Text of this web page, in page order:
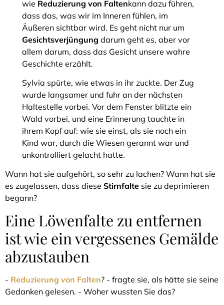
wie Reduzierung von Faltenkann dazu führen,
dass das, was wir im Inneren fühlen, im
Äußeren sichtbar wird. Es geht nicht nur um
Gesichtsverjüngungdarum geht es, aber vor
allem darum, dass das Gesicht unsere wahre
Geschichte erzählt.
Sylvia spürte, wie etwas in ihr zuckte. Der Zug
wurde langsamer und fuhr an der nächsten
Haltestelle vorbei. Vor dem Fenster blitzte ein
Wald vorbei, und eine Erinnerung tauchte in
ihrem Kopf auf: wie sie einst, als sie noch ein
Kind war, durch die Wiesen gerannt war und
unkontrolliert gelacht hatte.
Wann hat sie aufgehört, so sehr zu lachen? Wann hat sie
es zugelassen, dass diese Stirnfalte sie zu deprimieren
begann?
Eine Löwenfalte zu entfernen
ist wie ein vergessenes Gemälde
abzustauben
- Reduzierung von Falten? - fragte sie, als hätte sie seine
Gedanken gelesen. - Woher wussten Sie das?